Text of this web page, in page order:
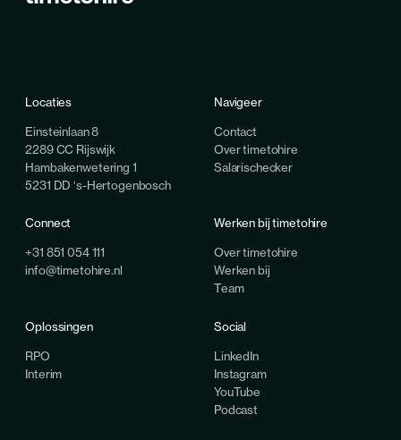
Locaties
Einsteinlaan 8
2289 CC Rijswijk
Hambakenwetering 1
5231 DD ‘s-Hertogenbosch
Navigeer
Contact
Over timetohire
Salarischecker
Connect
+31 851 054 111
info@timetohire.nl
Werken bij timetohire
Over timetohire
Werken bij
Team
Oplossingen
RPO
Interim
Social
LinkedIn
Instagram
YouTube
Podcast